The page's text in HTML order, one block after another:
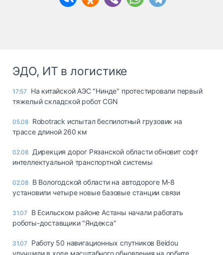
ЭДО, ИТ в логистике
17:57
На китайской АЭС "Нинде" протестировали первый
тяжелый складской робот CGN
05.08 Robotrack испытал беспилотный грузовик на
трассе длиной 260 км
02.08 Дирекция дорог Рязанской области обновит софт
интеллектуальной транспортной системы
02.08 В Вологодской области на автодороге М-8
установили четыре новые базовые станции связи
31.07
В Есильском районе Астаны начали работать
роботы-доставщики "Яндекса"
31.07
Работу 50 навигационных спутников Beidou
улучшили в ходе масштабного обновления на орбите